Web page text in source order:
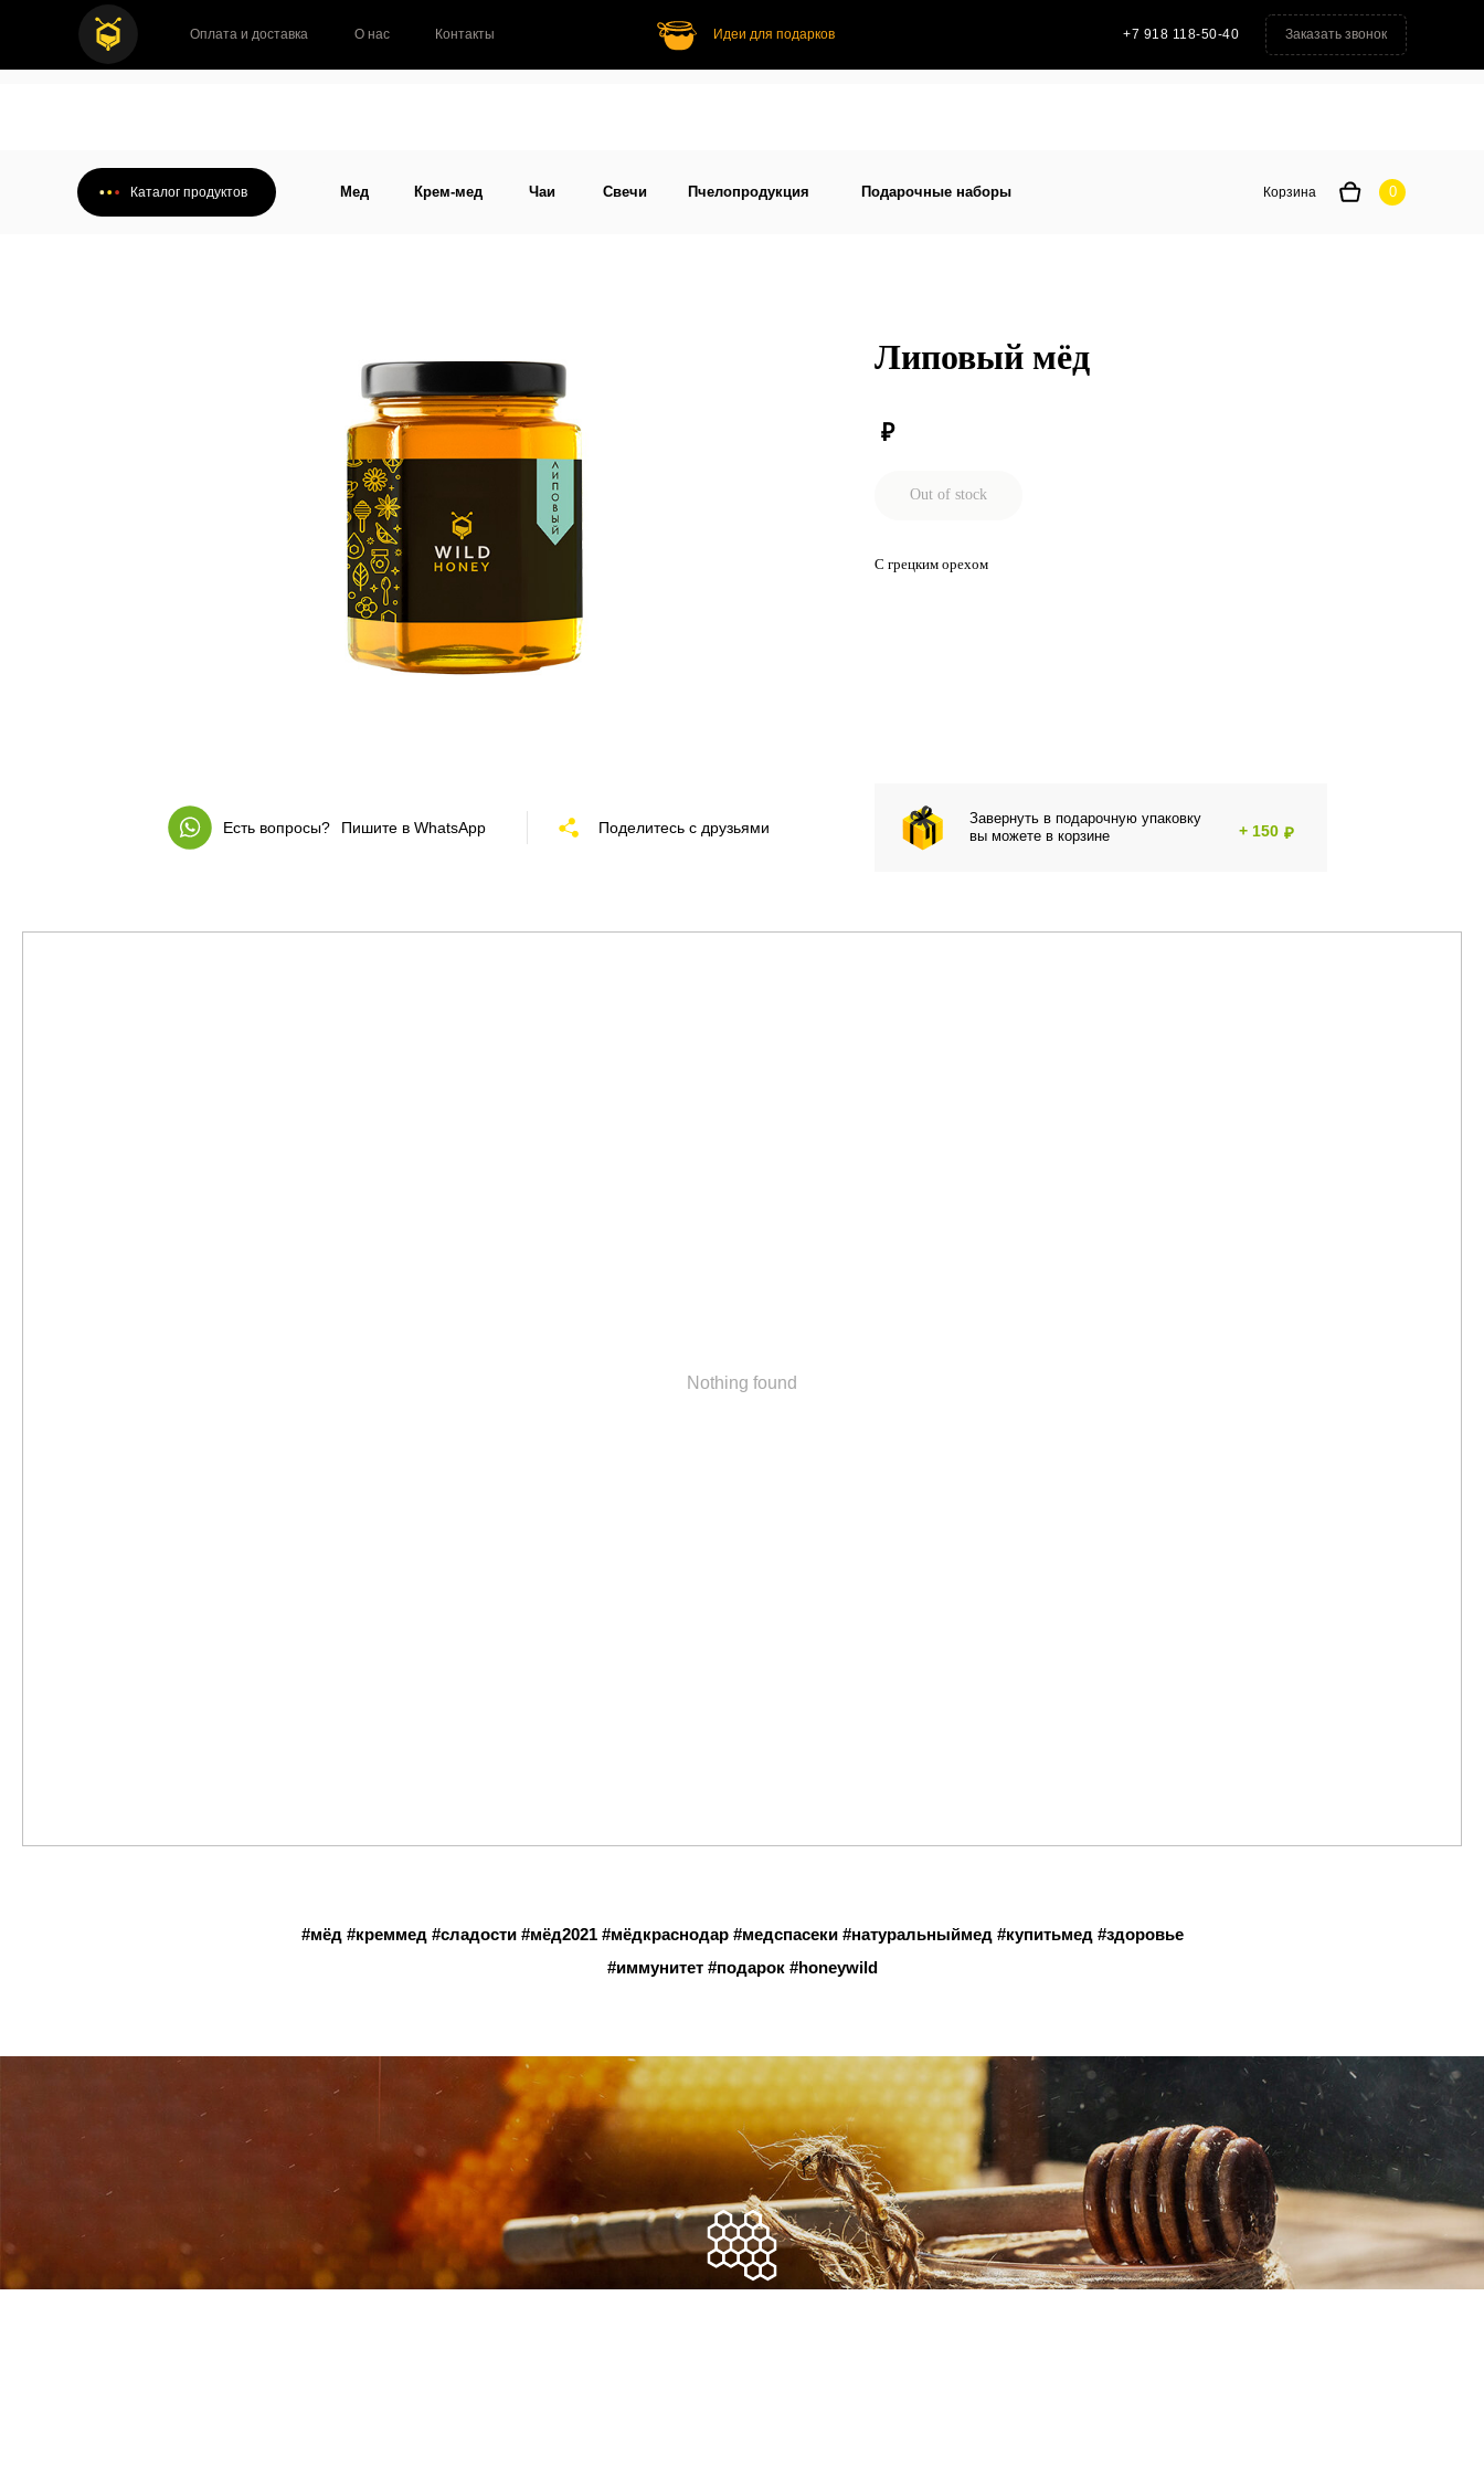
Оплата и доставка О нас Контакты Идеи для подарков Заказать звонок
+7 918 118-50-40
Мед Крем-мед Пчелопродукция Корзина
Каталог продуктов
Мед Крем-мед Чаи 0
Пчелопродукция Корзина
Подарочные наборы
Каталог продуктов Свечи
Липовый мёд
₽
Out of stock
С грецким орехом
Есть вопросы? Пишите в WhatsApp Поделитесь с друзьями
Завернуть в подарочную упаковку
вы можете в корзине
₽
+ 150
Nothing found
#мёд #креммед #сладости #мёд2021 #мёдкраснодар #медспасеки #натуральныймед #купитьмед #здоровье
#иммунитет #подарок #honeywild